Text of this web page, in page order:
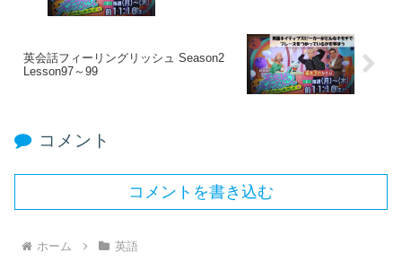
英会話フィーリングリッシュ Season2
Lesson97～99
コメント
コメントを書き込む
ホーム 英語